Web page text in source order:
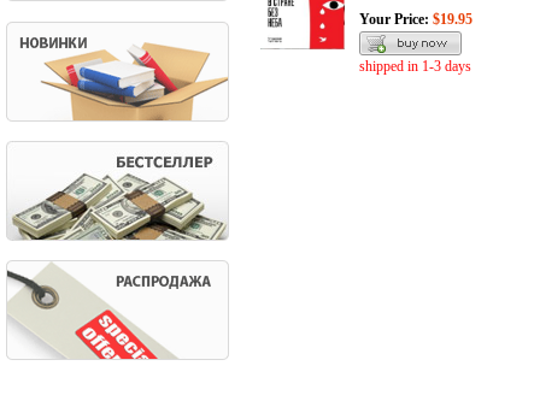
Your Price: $19.95
shipped in 1-3 days